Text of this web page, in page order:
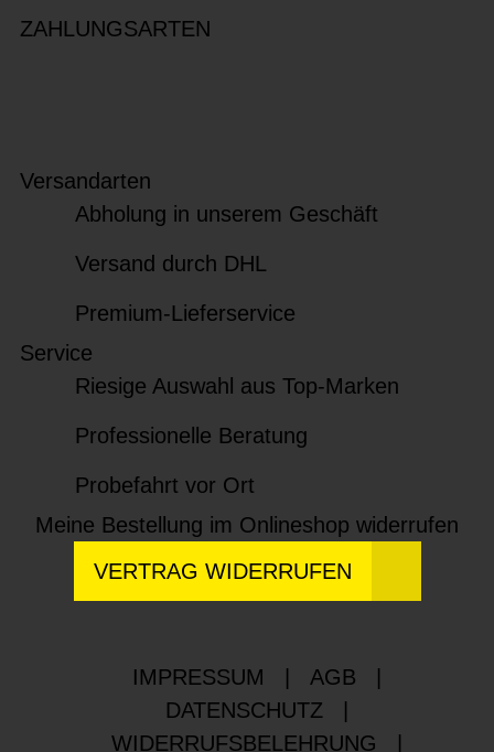
ZAHLUNGSARTEN
Versandarten
Abholung in unserem Geschäft
Versand durch DHL
Premium-Lieferservice
Service
Riesige Auswahl aus Top-Marken
Professionelle Beratung
Probefahrt vor Ort
Meine Bestellung im Onlineshop widerrufen
VERTRAG WIDERRUFEN
IMPRESSUM AGB
DATENSCHUTZ
WIDERRUFSBELEHRUNG